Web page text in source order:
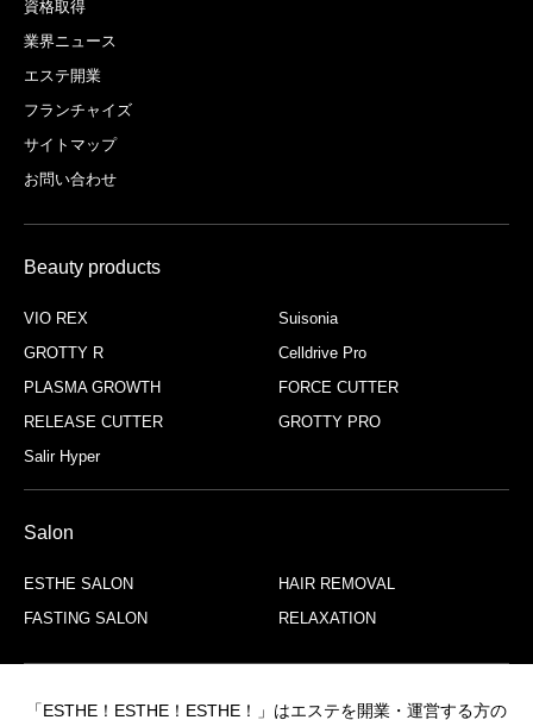
資格取得
業界ニュース
エステ開業
フランチャイズ
サイトマップ
お問い合わせ
Beauty products
VIO REX
Suisonia
GROTTY R
Celldrive Pro
PLASMA GROWTH
FORCE CUTTER
RELEASE CUTTER
GROTTY PRO
Salir Hyper
Salon
ESTHE SALON
HAIR REMOVAL
FASTING SALON
RELAXATION
「ESTHE！ESTHE！ESTHE！」はエステを開業・運営する方の